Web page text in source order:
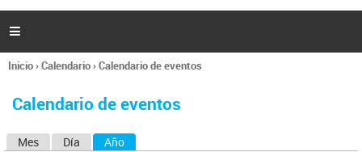
l

Se
usted
Inicio›Calendario›Calendario de eventos
Calendario de eventos
Mes Día Año